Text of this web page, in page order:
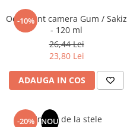
-10%
Odorizant camera Gum / Sakiz
- 120 ml
26,44 Lei
23,80 Lei
ADAUGA IN COS
-20% NOU
Un dar de la stele